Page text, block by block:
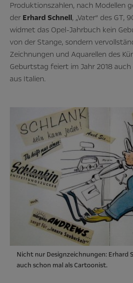
Produktionszahlen, nach Modellen
der Erhard Schnell, „Vater“ des GT,
widmet das Opel-Jahrbuch kein
von der Stange, sondern
Zeichnungen und Aquarellen des
Geburtstag feiert im Jahr 2018
aus Italien.
Nicht nur Designzeichnungen: Erhard
auch schon mal als Cartoonist.